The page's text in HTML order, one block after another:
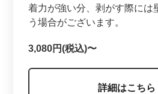
着力が強い分、剥がす際には
う場合がございます。
3,080円(税込)〜
詳細はこちら